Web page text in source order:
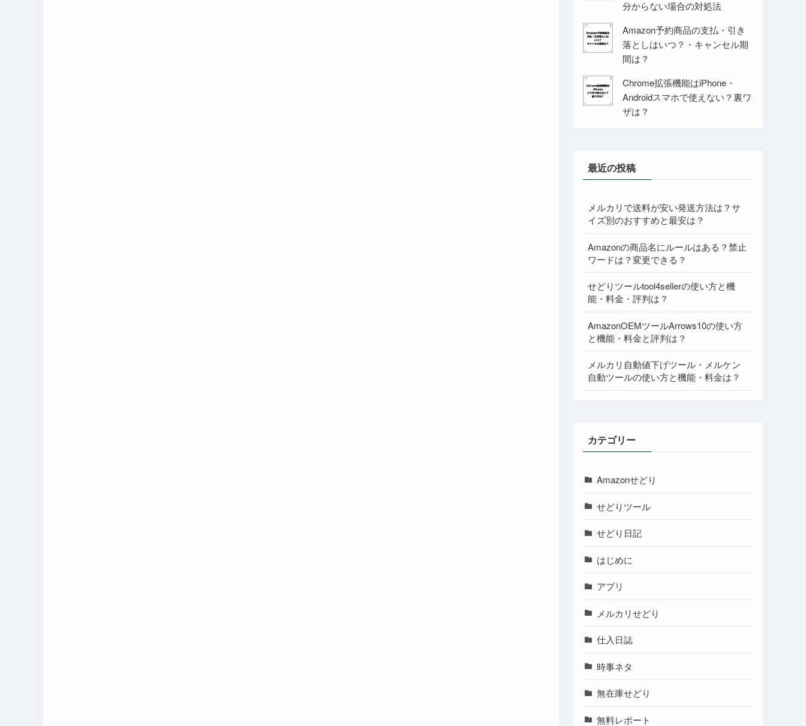
分からない場合の対処法
Amazon予約商品の支払・引き
落としはいつ？・キャンセル期
間は？
Chrome拡張機能はiPhone・
Androidスマホで使えない？裏ワ
ザは？
最近の投稿
メルカリで送料が安い発送方法は？サ
イズ別のおすすめと最安は？
Amazonの商品名にルールはある？禁止
ワードは？変更できる？
せどりツールtool4sellerの使い方と機
能・料金・評判は？
AmazonOEMツールArrows10の使い方
と機能・料金と評判は？
メルカリ自動値下げツール・メルケン
自動ツールの使い方と機能・料金は？
カテゴリー
Amazonせどり
せどりツール
せどり日記
はじめに
アプリ
メルカリせどり
仕入日誌
時事ネタ
無在庫せどり
無料レポート